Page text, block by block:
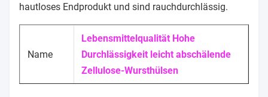
hautloses Endprodukt und sind rauchdurchlässig.
Name
Lebensmittelqualität Hohe
Durchlässigkeit leicht abschälende
Zellulose-Wursthülsen